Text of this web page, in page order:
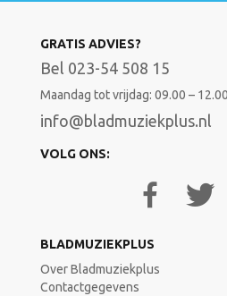
GRATIS ADVIES?
Bel 023-54 508 15
Maandag tot vrijdag: 09.00 –
info@bladmuziekplus.nl
VOLG ONS:
BLADMUZIEKPLUS
Over Bladmuziekplus
Contactgegevens